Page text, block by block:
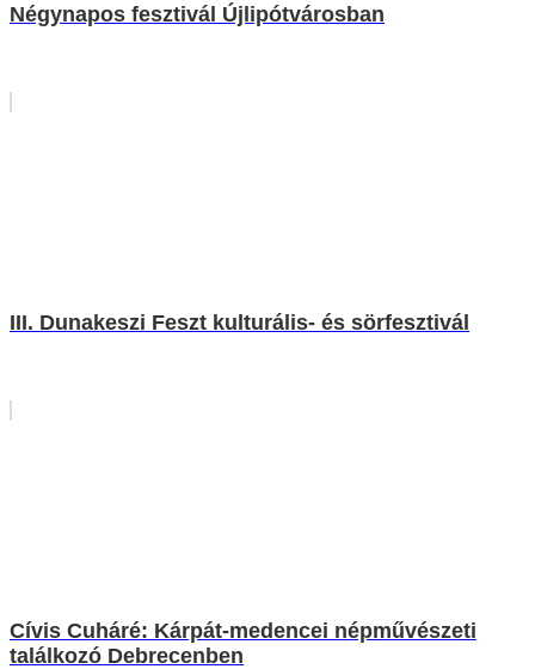
Négynapos fesztivál Újlipótvárosban
III. Dunakeszi Feszt kulturális- és sörfesztivál
Cívis Cuháré: Kárpát-medencei népművészeti
találkozó Debrecenben